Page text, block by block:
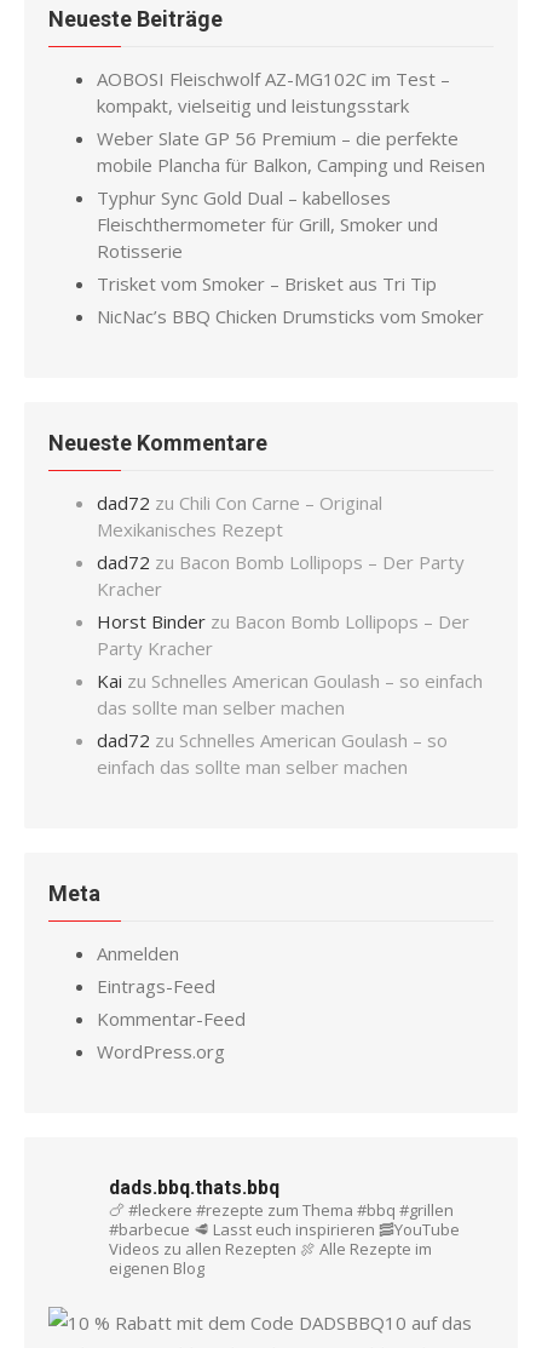
Neueste Beiträge
AOBOSI Fleischwolf AZ-MG102C im Test –
kompakt, vielseitig und leistungsstark
Weber Slate GP 56 Premium – die perfekte
mobile Plancha für Balkon, Camping und Reisen
Typhur Sync Gold Dual – kabelloses
Fleischthermometer für Grill, Smoker und
Rotisserie
Trisket vom Smoker – Brisket aus Tri Tip
NicNac’s BBQ Chicken Drumsticks vom Smoker
Neueste Kommentare
dad72 zu Chili Con Carne – Original
Mexikanisches Rezept
dad72 zu Bacon Bomb Lollipops – Der Party
Kracher
Horst Binder zu Bacon Bomb Lollipops – Der
Party Kracher
Kai zu Schnelles American Goulash – so einfach
das sollte man selber machen
dad72 zu Schnelles American Goulash – so
einfach das sollte man selber machen
Meta
Anmelden
Eintrags-Feed
Kommentar-Feed
WordPress.org
dads.bbq.thats.bbq
🍗 #leckere #rezepte zum Thema #bbq #grillen
#barbecue 🥩 Lasst euch inspirieren 🥓YouTube
Videos zu allen Rezepten 🍖 Alle Rezepte im
eigenen Blog